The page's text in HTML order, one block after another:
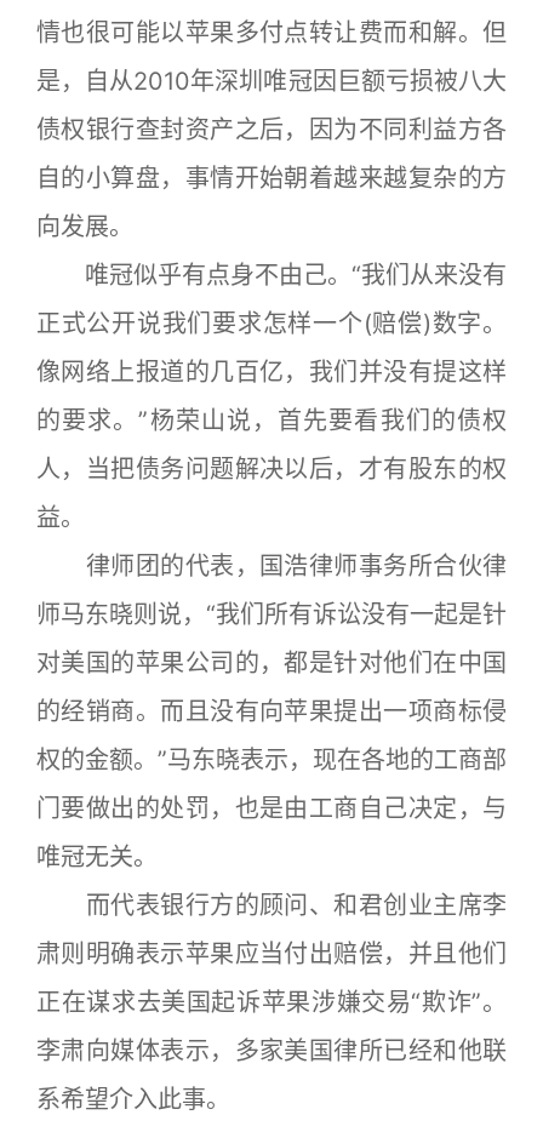
情也很可能以苹果多付点转让费而和解。但
是，自从2010年深圳唯冠因巨额亏损被八大
债权银行查封资产之后，因为不同利益方各
自的小算盘，事情开始朝着越来越复杂的方
向发展。
唯冠似乎有点身不由己。“我们从来没有
正式公开说我们要求怎样一个(赔偿)数字。
像网络上报道的几百亿，我们并没有提这样
的要求。”杨荣山说，首先要看我们的债权
人，当把债务问题解决以后，才有股东的权
益。
律师团的代表，国浩律师事务所合伙律
师马东晓则说，“我们所有诉讼没有一起是针
对美国的苹果公司的，都是针对他们在中国
的经销商。而且没有向苹果提出一项商标侵
权的金额。”马东晓表示，现在各地的工商部
门要做出的处罚，也是由工商自己决定，与
唯冠无关。
而代表银行方的顾问、和君创业主席李
肃则明确表示苹果应当付出赔偿，并且他们
正在谋求去美国起诉苹果涉嫌交易“欺诈”。
李肃向媒体表示，多家美国律所已经和他联
系希望介入此事。